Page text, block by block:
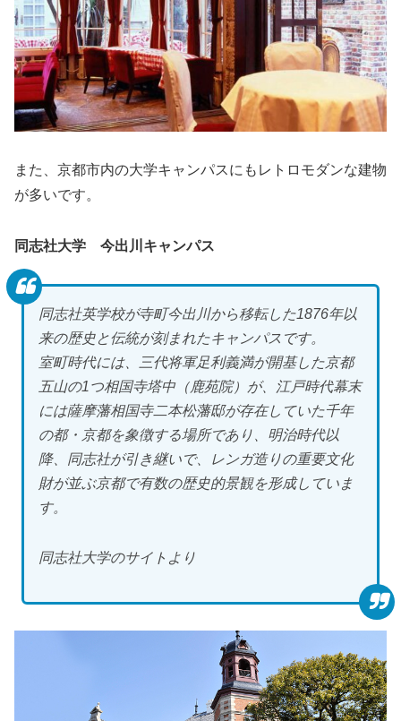
また、京都市内の大学キャンパスにもレトロモダンな建物
が多いです。
同志社大学 今出川キャンパス
同志社英学校が寺町今出川から移転した1876年以
来の歴史と伝統が刻まれたキャンパスです。
室町時代には、三代将軍足利義満が開基した京都
五山の1つ相国寺塔中（鹿苑院）が、江戸時代幕末
には薩摩藩相国寺二本松藩邸が存在していた千年
の都・京都を象徴する場所であり、明治時代以
降、同志社が引き継いで、レンガ造りの重要文化
財が並ぶ京都で有数の歴史的景観を形成していま
す。
同志社大学のサイトより